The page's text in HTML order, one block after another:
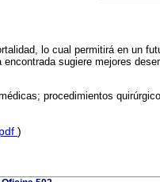
lo cual permitirá en un
sugiere mejores
procedimientos
pdf )